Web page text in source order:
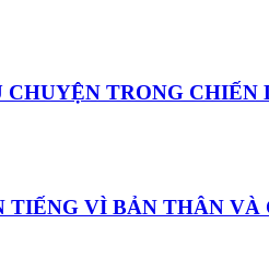
TRONG CHIẾN
VÌ BẢN THÂN VÀ